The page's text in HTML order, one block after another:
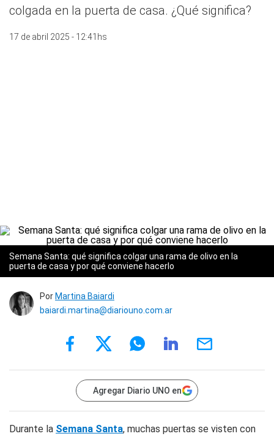
colgada en la puerta de casa. ¿Qué significa?
17 de abril 2025 - 12:41hs
Semana Santa: qué significa colgar una rama de olivo en la
puerta de casa y por qué conviene hacerlo
Por Martina Baiardi
baiardi.martina@diariouno.com.ar
Agregar Diario UNO en
Durante la Semana Santa, muchas puertas se visten con